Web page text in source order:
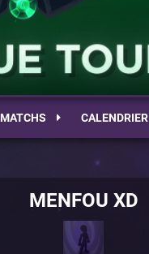
MATCHS CALENDRIER
MENFOU XD